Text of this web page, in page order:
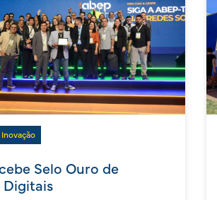
Selo Ouro de
Digitais